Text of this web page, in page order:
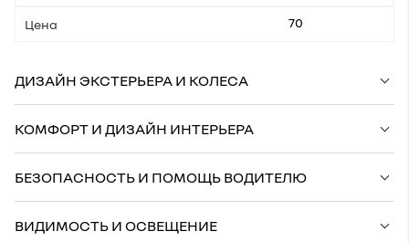
70
ДИЗАЙН ЭКСТЕРЬЕРА И КОЛЕСА
КОМФОРТ И ДИЗАЙН ИНТЕРЬЕРА
БЕЗОПАСНОСТЬ И ПОМОЩЬ ВОДИТЕЛЮ
ВИДИМОСТЬ И ОСВЕЩЕНИЕ